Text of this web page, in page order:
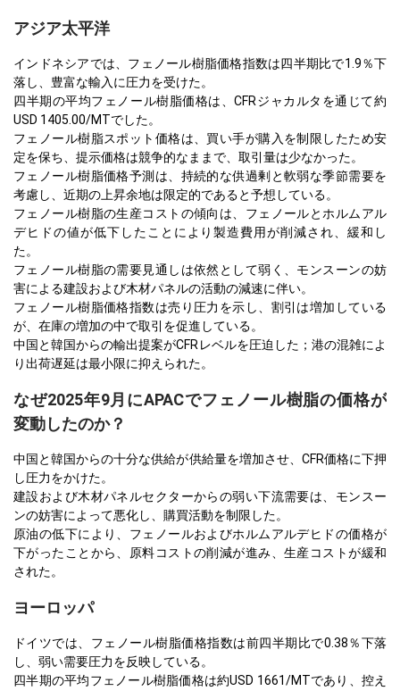
アジア太平洋
インドネシアでは、フェノール樹脂価格指数は四半期比で1.9％下
落し、豊富な輸入に圧力を受けた。
四半期の平均フェノール樹脂価格は、CFRジャカルタを通じて約
USD 1405.00/MTでした。
フェノール樹脂スポット価格は、買い手が購入を制限したため安
定を保ち、提示価格は競争的なままで、取引量は少なかった。
フェノール樹脂価格予測は、持続的な供過剰と軟弱な季節需要を
考慮し、近期の上昇余地は限定的であると予想している。
フェノール樹脂の生産コストの傾向は、フェノールとホルムアル
デヒドの値が低下したことにより製造費用が削減され、緩和し
た。
フェノール樹脂の需要見通しは依然として弱く、モンスーンの妨
害による建設および木材パネルの活動の減速に伴い。
フェノール樹脂価格指数は売り圧力を示し、割引は増加している
が、在庫の増加の中で取引を促進している。
中国と韓国からの輸出提案がCFRレベルを圧迫した；港の混雑によ
り出荷遅延は最小限に抑えられた。
なぜ2025年9月にAPACでフェノール樹脂の価格が
変動したのか？
中国と韓国からの十分な供給が供給量を増加させ、CFR価格に下押
し圧力をかけた。
建設および木材パネルセクターからの弱い下流需要は、モンスー
ンの妨害によって悪化し、購買活動を制限した。
原油の低下により、フェノールおよびホルムアルデヒドの価格が
下がったことから、原料コストの削減が進み、生産コストが緩和
された。
ヨーロッパ
ドイツでは、フェノール樹脂価格指数は前四半期比で0.38％下落
し、弱い需要圧力を反映している。
四半期の平均フェノール樹脂価格は約USD 1661/MTであり、控え